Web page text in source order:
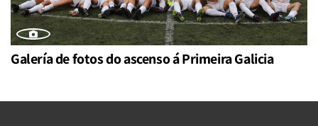
Galería de fotos do ascenso á Primeira Galicia